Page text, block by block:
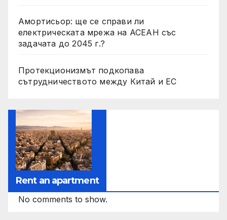
Амортисьор: ще се справи ли
електрическата мрежа на АСЕАН със
задачата до 2045 г.?
Протекционизмът подкопава
сътрудничеството между Китай и ЕС
Rent an apartment
No comments to show.